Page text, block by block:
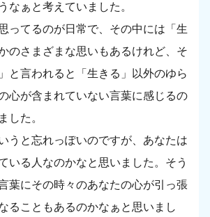
なぁと考えていました。
ってるのが日常で、その中には「生
のさまざまな思いもあるけれど、そ
と言われると「生きる」以外のゆら
心が含まれていない言葉に感じるの
した。
うと忘れっぽいのですが、あなたは
いる人なのかなと思いました。そう
葉にその時々のあなたの心が引っ張
ることもあるのかなぁと思いまし